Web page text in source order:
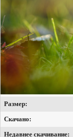
Размер:
Скачано:
Недавнее скачивание: